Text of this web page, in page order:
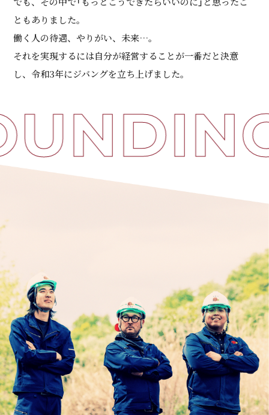
ともありました。
働く人の待遇、やりがい、未来…。
それを実現するには自分が経営することが一番だと決意
し、令和3年にジバングを立ち上げました。